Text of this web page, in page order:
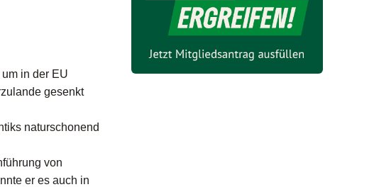
in der EU
gesenkt
naturschonend
von
er es auch in